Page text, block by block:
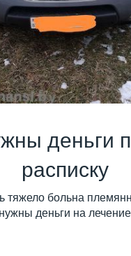
деньги
расписку
тяжело больна
нужны деньги на лечение